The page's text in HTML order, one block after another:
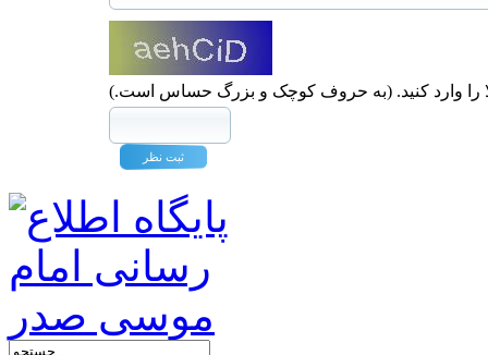
را وارد کنید. (به حروف کوچک و بزرگ حساس است.)